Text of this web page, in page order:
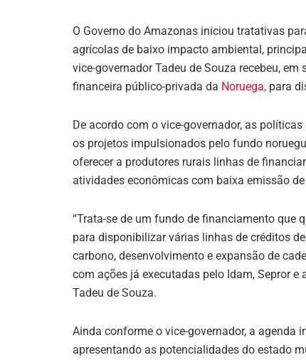
O Governo do Amazonas iniciou tratativas
agrícolas de baixo impacto ambiental,
vice-governador Tadeu de Souza recebeu,
financeira público-privada da Noruega, para
De acordo com o vice-governador, as
os projetos impulsionados pelo fundo
oferecer a produtores rurais linhas de
atividades econômicas com baixa emissão
“Trata-se de um fundo de financiamento que
para disponibilizar várias linhas de créditos
carbono, desenvolvimento e expansão de
com ações já executadas pelo Idam, Sepror e
Tadeu de Souza.
Ainda conforme o vice-governador, a agenda
apresentando as potencialidades do estado